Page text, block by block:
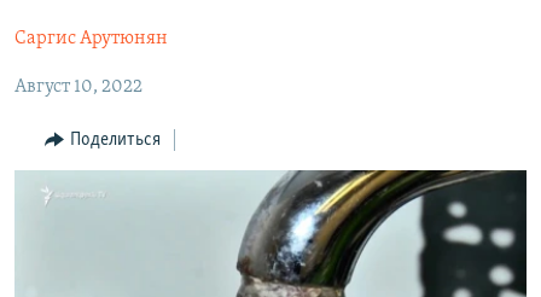
навигации
Перейти
поиску
ОБЩЕСТВО
ЭКОНОМИКА
РЕГИОН
Саргис Арутюнян
Август 10, 2022
Поделиться